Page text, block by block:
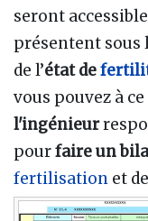
seront
présentent sous
de l’état de
vous pouvez à
l'ingénieur
pourfaire un
fertilisation et